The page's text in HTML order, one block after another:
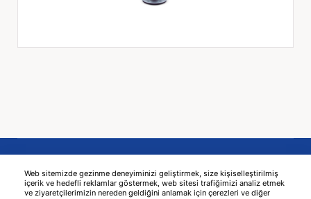
Web sitemizde gezinme deneyiminizi geliştirmek, size kişiselleştirilmiş
içerik ve hedefli reklamlar göstermek, web sitesi trafiğimizi analiz etmek
ve ziyaretçilerimizin nereden geldiğini anlamak için çerezleri ve diğer